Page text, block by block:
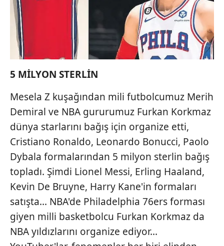
5 MİLYON STERLİN
Mesela Z kuşağından mili futbolcumuz Merih
Demiral ve NBA gururumuz Furkan Korkmaz
dünya starlarını bağış için organize etti,
Cristiano Ronaldo, Leonardo Bonucci, Paolo
Dybala formalarından 5 milyon sterlin bağış
topladı. Şimdi Lionel Messi, Erling Haaland,
Kevin De Bruyne, Harry Kane'in formaları
satışta... NBA'de Philadelphia 76ers forması
giyen milli basketbolcu Furkan Korkmaz da
NBA yıldızlarını organize ediyor...